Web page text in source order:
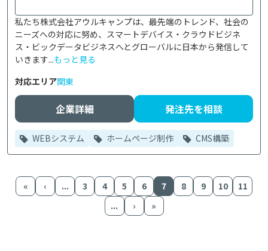
私たち株式会社アウルキャンプは、最先端のトレンド、社会の
ニーズへの対応に努め、スマートデバイス・クラウドビジネ
ス・ビックデータビジネスへとグローバルに日本から発信して
いきます...もっと見る
対応エリア関東
企業詳細 発注先を相談
WEBシステム ホームページ制作 CMS構築
« ‹ ... 3 4 5 6 7 8 9 10
11
...
› »